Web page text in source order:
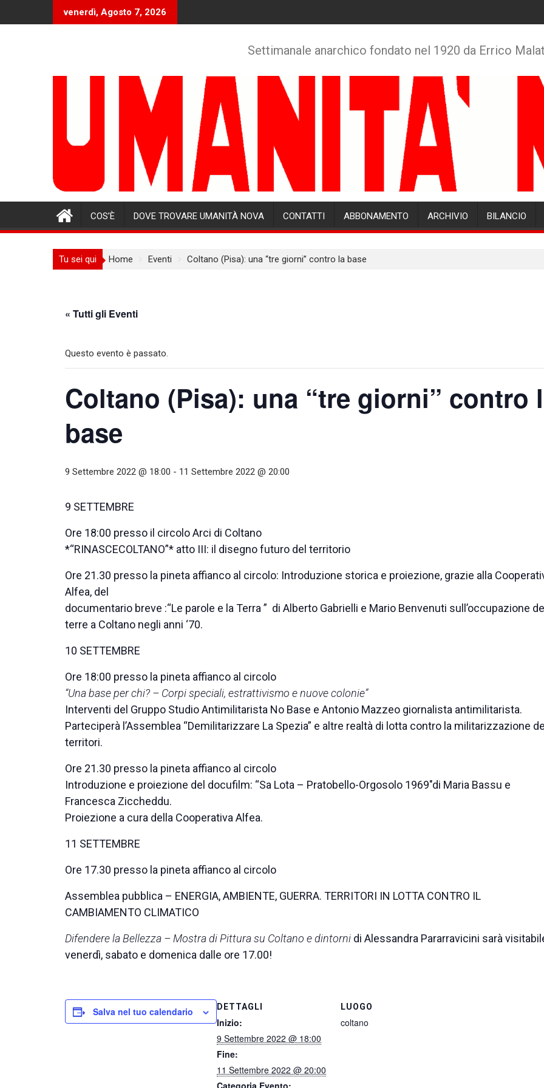
venerdì, Agosto 7, 2026
Settimanale anarchico fondato nel 1920 da Errico
COS’È DOVE TROVARE UMANITÀ NOVA CONTATTI ABBONAMENTO ARCHIVIO BILANCIO
Tu sei qui Home Eventi Coltano (Pisa): una “tre giorni” contro la base
« Tutti gli Eventi
Questo evento è passato.
Coltano (Pisa): una “tre giorni” contro
base
9 Settembre 2022 @ 18:00 - 11 Settembre 2022 @ 20:00
9 SETTEMBRE
Ore 18:00 presso il circolo Arci di Coltano
*“RINASCECOLTANO”* atto III: il disegno futuro del territorio
Ore 21.30 presso la pineta affianco al circolo: Introduzione storica e proiezione, grazie alla
Alfea, del
documentario breve :“Le parole e la Terra ” di Alberto Gabrielli e Mario Benvenuti sull’occupazione
terre a Coltano negli anni ‘70.
10 SETTEMBRE
Ore 18:00 presso la pineta affianco al circolo
“Una base per chi? – Corpi speciali, estrattivismo e nuove colonie”
Interventi del Gruppo Studio Antimilitarista No Base e Antonio Mazzeo giornalista antimilitarista.
Parteciperà l’Assemblea “Demilitarizzare La Spezia” e altre realtà di lotta contro la militarizzazione
territori.
Ore 21.30 presso la pineta affianco al circolo
Introduzione e proiezione del docufilm: “Sa Lota – Pratobello-Orgosolo 1969″di Maria Bassu e
Francesca Ziccheddu.
Proiezione a cura della Cooperativa Alfea.
11 SETTEMBRE
Ore 17.30 presso la pineta affianco al circolo
Assemblea pubblica – ENERGIA, AMBIENTE, GUERRA. TERRITORI IN LOTTA CONTRO IL
CAMBIAMENTO CLIMATICO
Difendere la Bellezza – Mostra di Pittura su Coltano e dintorni di Alessandra Pararravicini sarà
venerdì, sabato e domenica dalle ore 17.00!
Salva nel tuo calendario DETTAGLI
Inizio:
9 Settembre 2022 @ 18:00
Fine:
11 Settembre 2022 @ 20:00
LUOGO
coltano